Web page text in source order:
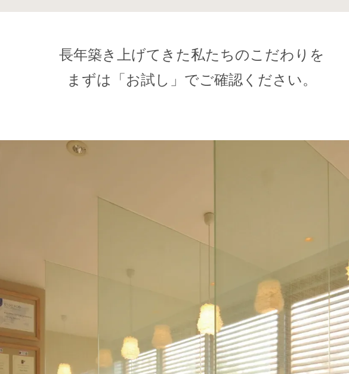
長年築き上げてきた私たちのこだわりを
まずは「お試し」でご確認ください。